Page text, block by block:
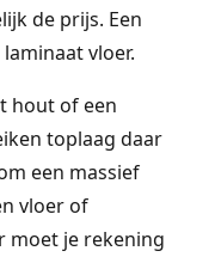
de prijs. Een
vloer.
hout of een
toplaag daar
een massief
vloer of
moet je rekening